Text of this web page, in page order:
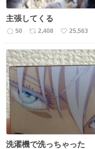
主張してくる
返
数
50
リ
ス
ト
数
2,408
い
ね
数
25,563
洗濯機で洗っちゃった